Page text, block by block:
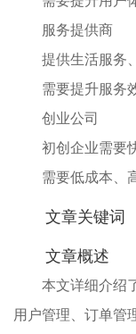
服务提供商
提供生活服务
需要提升服务
创业公司
初创企业需要
需要低成本、
文章关键词
文章概述
本文详细介绍
用户管理、订单管